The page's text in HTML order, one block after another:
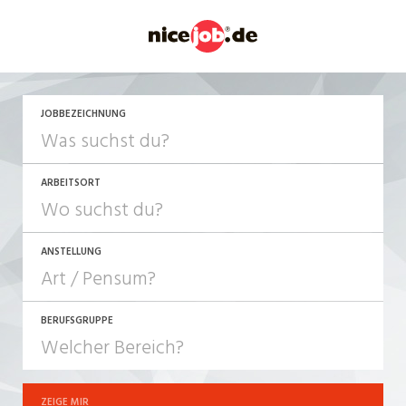
JOBBEZEICHNUNG
ARBEITSORT
ANSTELLUNG
JOB-TYP
Festanstellung
BERUFSGRUPPE
ZEIGE MIR